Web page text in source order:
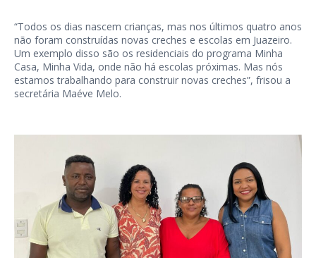
“Todos os dias nascem crianças, mas nos últimos quatro anos
não foram construídas novas creches e escolas em Juazeiro.
Um exemplo disso são os residenciais do programa Minha
Casa, Minha Vida, onde não há escolas próximas. Mas nós
estamos trabalhando para construir novas creches”, frisou a
secretária Maéve Melo.